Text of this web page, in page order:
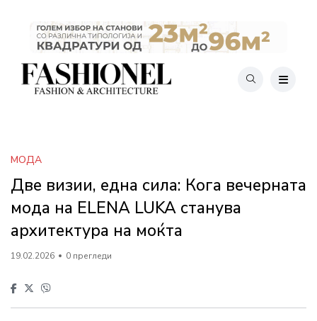
МОДА
Две визии, една сила: Кога вечерната
мода на ELENA LUKA станува
архитектура на моќта
19.02.2026 0 прегледи